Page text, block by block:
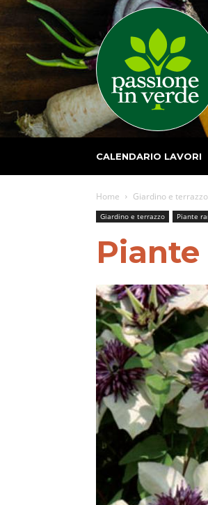
CALENDARIO LAVORI
Home Giardino e terrazzo
Giardino e terrazzo Piante